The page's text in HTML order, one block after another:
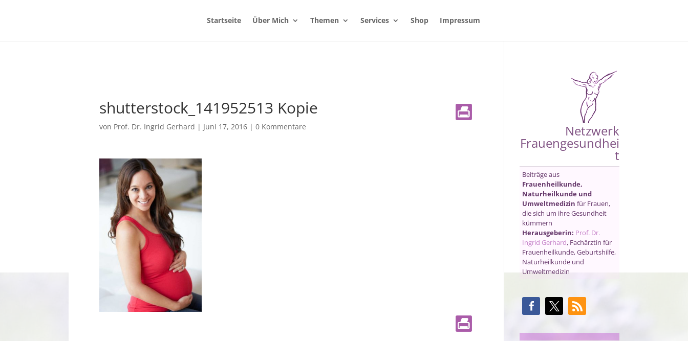
Startseite Über Mich Themen Services Shop Impressum
shutterstock_141952513 Kopie
von Prof. Dr. Ingrid Gerhard | Juni 17, 2016| 0 Kommentare Netzwerk
Frauengesundhei
t
Beiträge aus
Frauenheilkunde,
Naturheilkunde und
Umweltmedizin für Frauen,
die sich um ihre Gesundheit
kümmern
Herausgeberin: Prof. Dr.
Ingrid Gerhard, Fachärztin für
Frauenheilkunde, Geburtshilfe,
Naturheilkunde und
Umweltmedizin